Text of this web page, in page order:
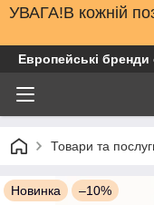
УВАГА!В кожній
Европейські бренди
Товари та
Новинка –10%